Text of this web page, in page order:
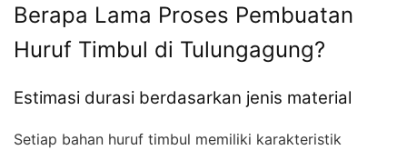
Berapa Lama Proses Pembuatan
Huruf Timbul di Tulungagung?
Estimasi durasi berdasarkan jenis material
Setiap bahan huruf timbul memiliki karakteristik